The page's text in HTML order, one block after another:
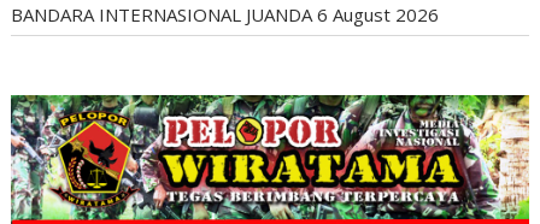
BANDARA INTERNASIONAL JUANDA 6 August 2026